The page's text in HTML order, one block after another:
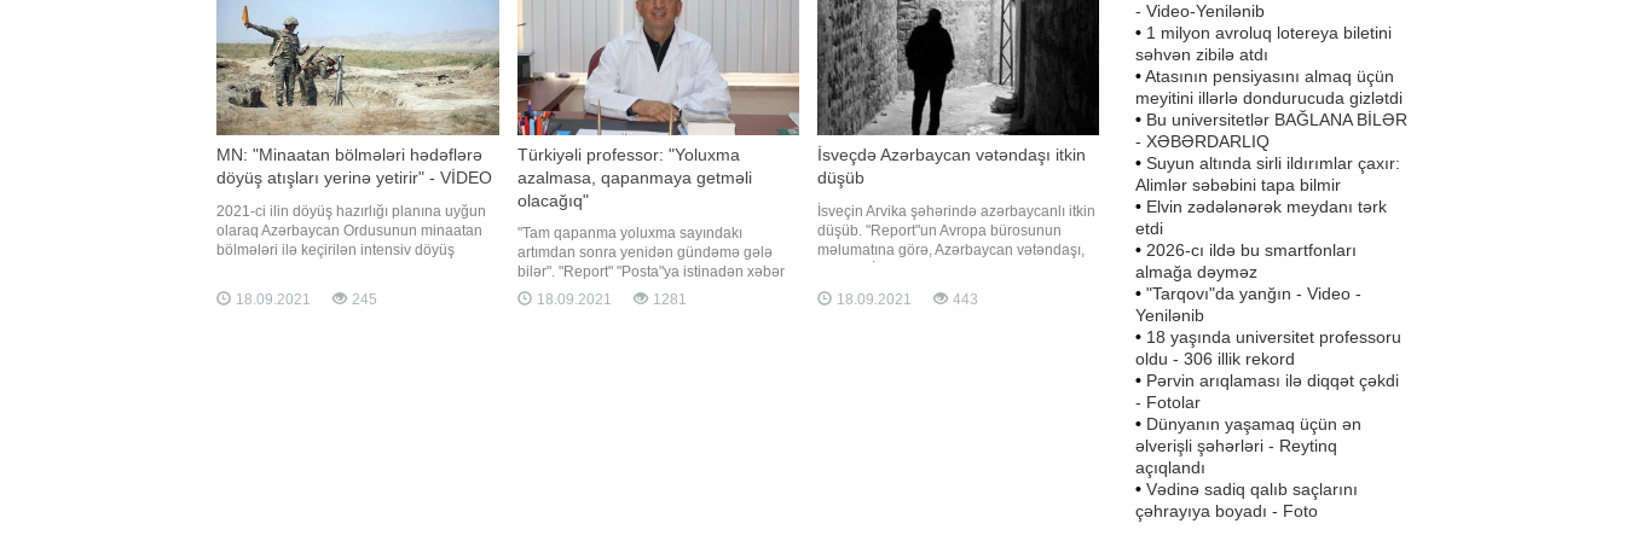
MN: "Minaatan bölmələri hədəflərə
döyüş atışları yerinə yetirir" - VİDEO
2021-ci ilin döyüş hazırlığı planına uyğun
olaraq Azərbaycan Ordusunun minaatan
bölmələri ilə keçirilən intensiv döyüş
Nazirliyindən BİG.AZ-a verilən məlumata
görə, məşğələlərdə batareyanın atəş
18.09.2021 245
Türkiyəli professor: "Yoluxma
azalmasa, qapanmaya getməli
olacağıq"
"Tam qapanma yoluxma sayındakı
artımdan sonra yenidən gündəmə gələ
bilər". "Report" "Posta"ya istinadən xəbər
verir ki, bunu türkiyəli professor Faruk
Aydın deyib. "Qış çox ağır keçəcək.
18.09.2021 1281
İsveçdə Azərbaycan vətəndaşı itkin
düşüb
İsveçin Arvika şəhərində azərbaycanlı itkin
düşüb. "Report"un Avropa bürosunun
məlumatına görə, Azərbaycan vətəndaşı,
15-dən etibarən xəbər almaq mümkün
olmayıb. O, evdən çıxdıqdan bir qədər
18.09.2021 443
- Video-Yenilənib
• 1 milyon avroluq lotereya biletini
səhvən zibilə atdı
•Atasının pensiyasını almaq üçün
meyitini illərlə dondurucuda gizlətdi
• Bu universitetlər BAĞLANA BİLƏR
- XƏBƏRDARLIQ
• Suyun altında sirli ildırımlar çaxır:
Alimlər səbəbini tapa bilmir
• Elvin zədələnərək meydanı tərk
etdi
• 2026-cı ildə bu smartfonları
almağa dəyməz
• "Tarqovı"da yanğın - Video -
Yenilənib
• 18 yaşında universitet professoru
oldu - 306 illik rekord
• Pərvin arıqlaması ilə diqqət çəkdi
- Fotolar
• Dünyanın yaşamaq üçün ən
əlverişli şəhərləri - Reytinq
açıqlandı
• Vədinə sadiq qalıb saçlarını
çəhrayıya boyadı - Foto